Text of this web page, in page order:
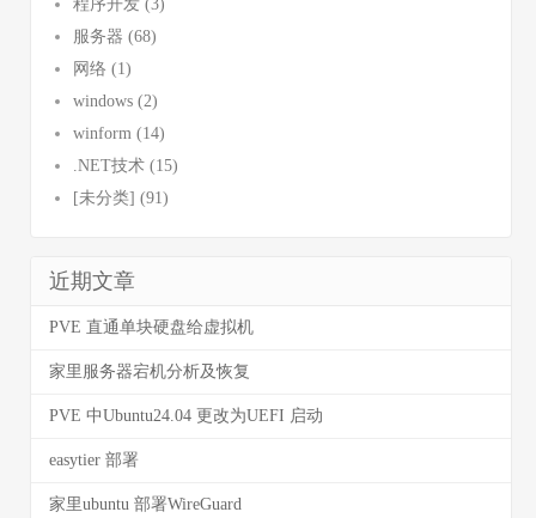
程序开发 (3)
服务器 (68)
网络 (1)
windows (2)
winform (14)
.NET技术 (15)
[未分类] (91)
近期文章
PVE 直通单块硬盘给虚拟机
家里服务器宕机分析及恢复
PVE 中Ubuntu24.04 更改为UEFI 启动
easytier 部署
家里ubuntu 部署WireGuard